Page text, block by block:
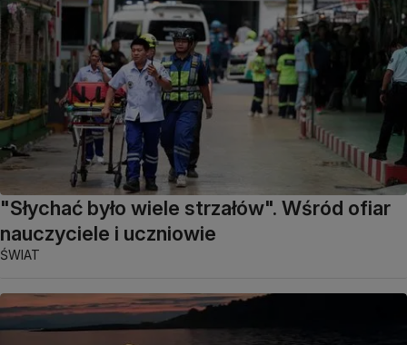
"Słychać było wiele strzałów". Wśród ofiar
nauczyciele i uczniowie
ŚWIAT